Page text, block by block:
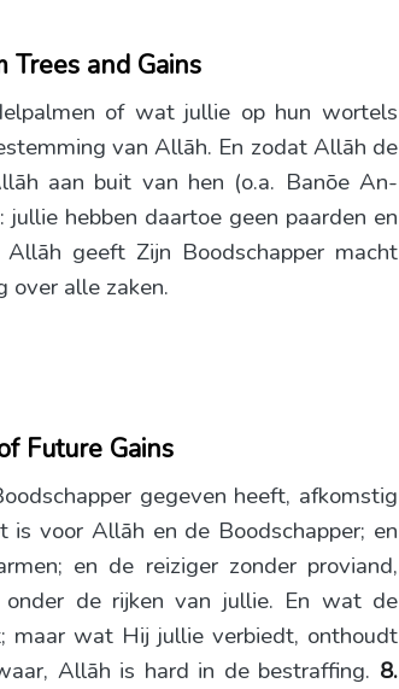
Trees and Gains
of wat jullie op hun wortels
van Allāh. En zodat Allāh de
aan buit van hen (o.a. Banōe An-
hebben daartoe geen paarden en
geeft Zijn Boodschapper macht
alle zaken.
Future Gains
gegeven heeft, afkomstig
voor Allāh en de Boodschapper; en
en de reiziger zonder proviand,
de rijken van jullie. En wat de
maar wat Hij jullie verbiedt, onthoudt
Allāh is hard in de bestraffing. 8.